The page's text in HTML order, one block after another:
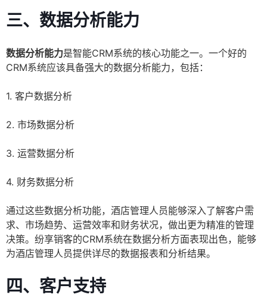
三、数据分析能力
数据分析能力是智能CRM系统的核心功能之一。一个好的
CRM系统应该具备强大的数据分析能力，包括：
1. 客户数据分析
2. 市场数据分析
3. 运营数据分析
4. 财务数据分析
通过这些数据分析功能，酒店管理人员能够深入了解客户需
求、市场趋势、运营效率和财务状况，做出更为精准的管理
决策。纷享销客的CRM系统在数据分析方面表现出色，能够
为酒店管理人员提供详尽的数据报表和分析结果。
四、客户支持